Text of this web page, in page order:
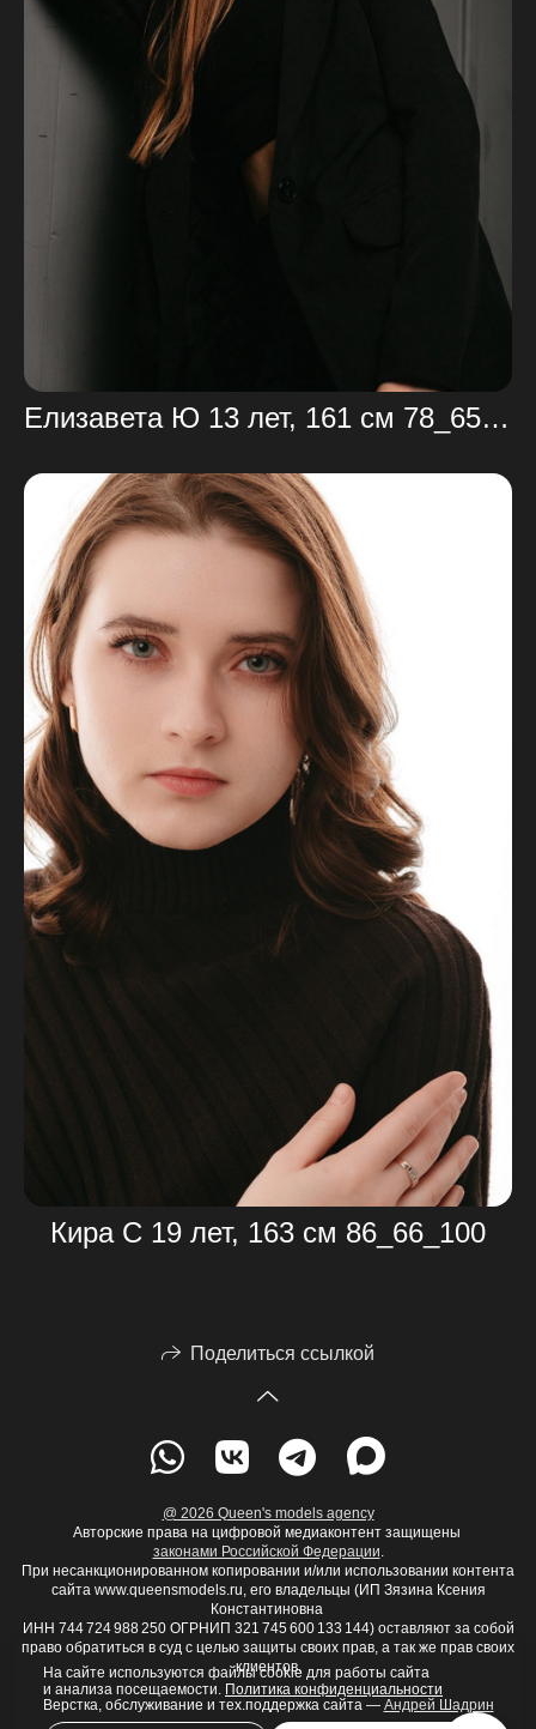
Елизавета Ю 13 лет, 161 см 78_65_86
Кира С 19 лет, 163 см 86_66_100
Поделиться ссылкой
@ 2026 Queen's models agency
Авторские права на цифровой медиаконтент защищены
законами Российской Федерации.
При несанкционированном копировании и/или использовании контента
сайта www.queensmodels.ru, его владельцы (ИП Зязина Ксения
Константиновна
ИНН 744 724 988 250 ОГРНИП 321 745 600 133 144) оставляют за собой
право обратиться в суд с целью защиты своих прав, а так же прав своих
клиентов.
Верстка, обслуживание и тех.поддержка сайта — Андрей Шадрин
На сайте используются файлы cookie для работы сайта
и анализа посещаемости. Политика конфиденциальности